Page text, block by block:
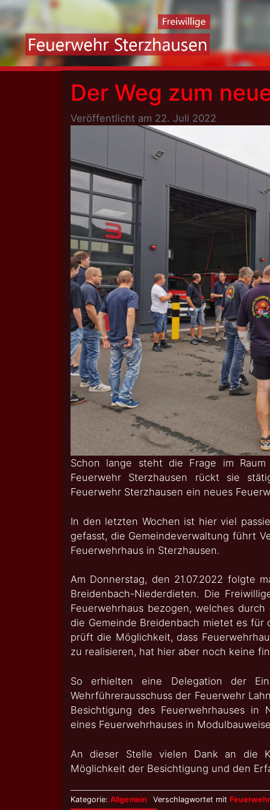
Skip
content
Der Weg zum
Veröffentlicht am 22. Juli 2022
Schon lange steht die Frage im
Feuerwehr Sterzhausen rückt sie
Feuerwehr Sterzhausen ein neues
In den letzten Wochen ist hier viel
gefasst, die Gemeindeverwaltung führt
Feuerwehrhaus in Sterzhausen.
Am Donnerstag, den 21.07.2022 folgte
Breidenbach-Niederdieten. Die
Feuerwehrhaus bezogen, welches
die Gemeinde Breidenbach mietet es für
prüft die Möglichkeit, dass
zu realisieren, hat hier aber noch keine
So erhielten eine Delegation der
Wehrführerausschuss der Feuerwehr
Besichtigung des Feuerwehrhauses
eines Feuerwehrhauses in
An dieser Stelle vielen Dank an die
Möglichkeit der Besichtigung und den
Kategorie: Allgemein Verschlagwortet mit